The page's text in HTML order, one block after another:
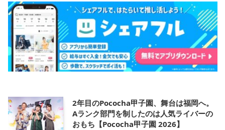
2年目のPococha甲子園、舞台は福岡へ。
Aランク部門を制したのは人気ライバーの
おもち【Pococha甲子園 2026】